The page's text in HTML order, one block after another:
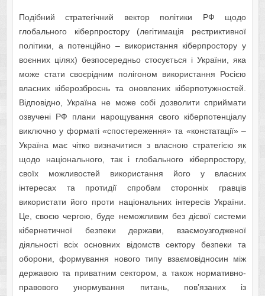
Подібний стратегічний вектор політики РФ щодо
глобального кіберпростору (легітимація рестриктивної
політики, а потенційно – використання кіберпростору у
воєнних цілях) безпосередньо стосується і України, яка
може стати своєрідним полігоном використання Росією
власних кіберозброєнь та оновлених кіберпотужностей.
Відповідно, Україна не може собі дозволити сприймати
озвучені РФ плани нарощування свого кіберпотенціалу
виключно у форматі «спостереження» та «констатації» –
Україна має чітко визначитися з власною стратегією як
щодо національного, так і глобального кіберпростору,
своїх можливостей використання його у власних
інтересах та протидії спробам сторонніх гравців
використати його проти національних інтересів України.
Це, своєю чергою, буде неможливим без дієвої системи
кібернетичної безпеки держави, взаємоузгодженої
діяльності всіх основних відомств сектору безпеки та
оборони, формування нового типу взаємовідносин між
державою та приватним сектором, а також нормативно-
правового унормування питань, пов’язаних із